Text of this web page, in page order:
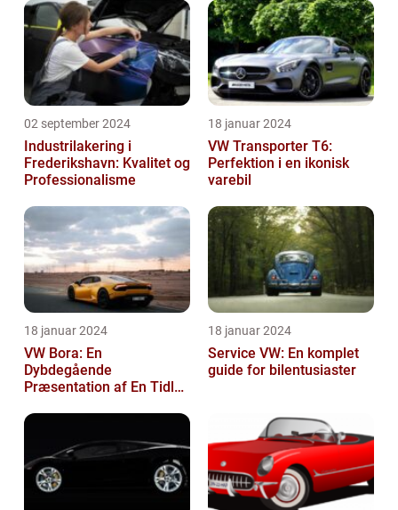
02 september 2024
Industrilakering i
Frederikshavn: Kvalitet og
Professionalisme
18 januar 2024
VW Transporter T6:
Perfektion i en ikonisk
varebil
18 januar 2024
VW Bora: En
Dybdegående
Præsentation af En Tidløs
18 januar 2024
Service VW: En komplet
guide for bilentusiaster